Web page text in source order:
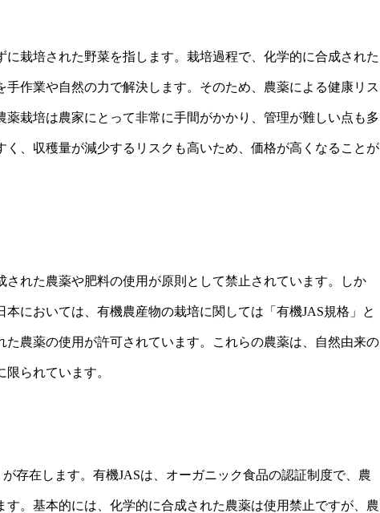
栽培された野菜を指します。栽培過程で、化学的に合成された
作業や自然の力で解決します。そのため、農薬による健康リス
栽培は農家にとって非常に手間がかかり、管理が難しい点も多
、収穫量が減少するリスクも高いため、価格が高くなることが
れた農薬や肥料の使用が原則として禁止されています。しか
においては、有機農産物の栽培に関しては「有機JAS規格」と
農薬の使用が許可されています。これらの農薬は、自然由来の
られています。
存在します。有機JASは、オーガニック食品の認証制度で、農
。基本的には、化学的に合成された農薬は使用禁止ですが、農